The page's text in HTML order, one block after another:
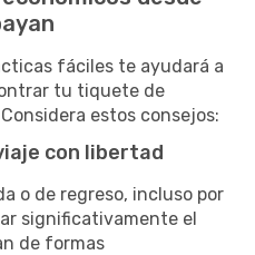
fáciles te ayudará a
tu tiquete de
estos consejos:
con libertad
o de regreso, incluso por
significativamente el
de formas